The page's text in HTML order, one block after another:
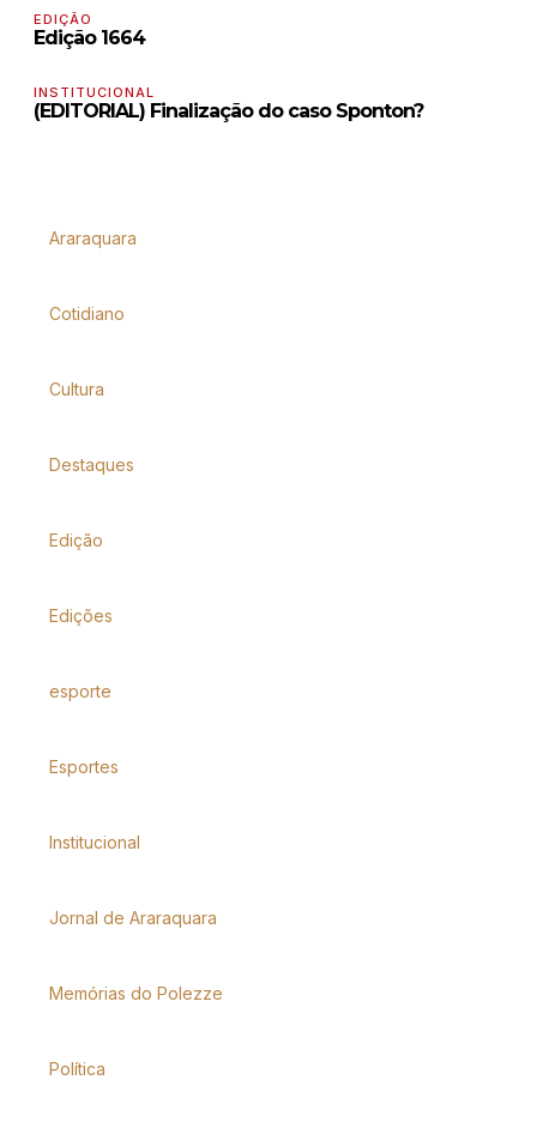
EDIÇÃO
Edição 1664
INSTITUCIONAL
(EDITORIAL) Finalização do caso Sponton?
Araraquara
Cotidiano
Cultura
Destaques
Edição
Edições
esporte
Esportes
Institucional
Jornal de Araraquara
Memórias do Polezze
Política